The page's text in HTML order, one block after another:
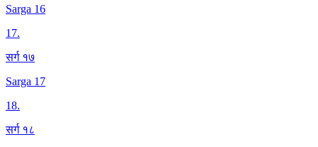
Sarga 16
17.
सर्ग १७
Sarga 17
18.
सर्ग १८